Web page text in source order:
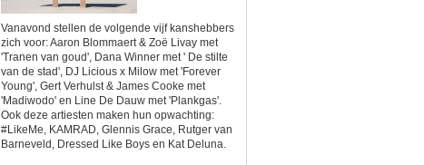
Vanavond stellen de volgende vijf kanshebbers
zich voor: Aaron Blommaert & Zoë Livay met
'Tranen van goud', Dana Winner met ' De stilte
van de stad', DJ Licious x Milow met 'Forever
Young', Gert Verhulst & James Cooke met
'Madiwodo' en Line De Dauw met 'Plankgas'.
Ook deze artiesten maken hun opwachting:
#LikeMe, KAMRAD, Glennis Grace, Rutger van
Barneveld, Dressed Like Boys en Kat Deluna.